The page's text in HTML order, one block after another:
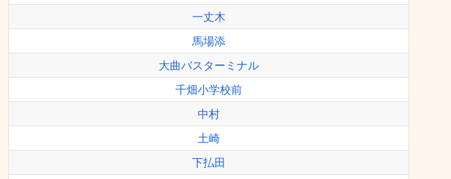
一丈木
馬場添
大曲バスターミナル
千畑小学校前
中村
土崎
下払田